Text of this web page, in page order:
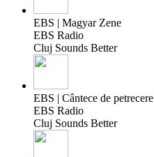
EBS | Magyar Zene
EBS Radio
Cluj Sounds Better
EBS | Cântece de petrecere
EBS Radio
Cluj Sounds Better